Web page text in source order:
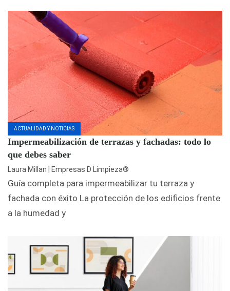
ACTUALIDAD Y NOTICIAS
Impermeabilización de terrazas y fachadas: todo lo
que debes saber
Laura Millan | Empresas D Limpieza®
Guía completa para impermeabilizar tu terraza y
fachada con éxito La protección de los edificios frente
a la humedad y